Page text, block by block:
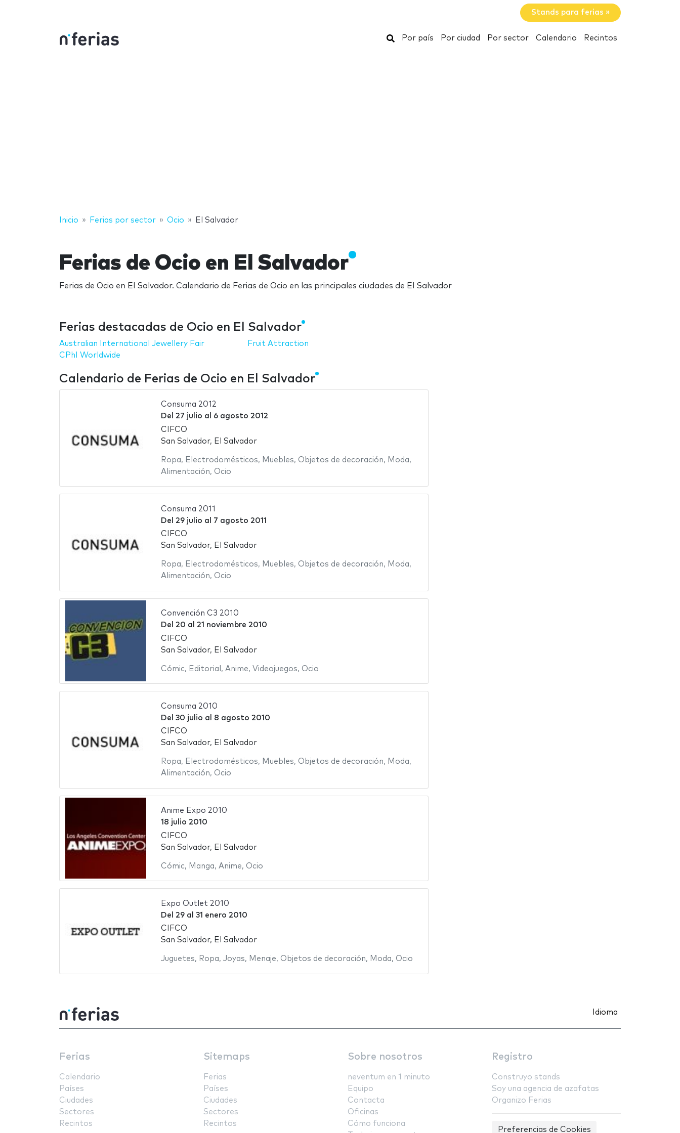
Stands para ferias »
Buscar
Por país Por ciudad Por sector Calendario Recintos
Inicio Ferias por sector Ocio El Salvador
Ferias de Ocio en El Salvador
Ferias de Ocio en El Salvador. Calendario de Ferias de Ocio en las principales ciudades de El Salvador
Ferias destacadas de Ocio en El Salvador
Australian International Jewellery Fair
CPhI Worldwide
Fruit Attraction
Calendario de Ferias de Ocio en El Salvador
Consuma 2012
Del 27 julio al 6 agosto 2012
CIFCO
San Salvador, El Salvador
Ropa, Electrodomésticos, Muebles, Objetos de decoración, Moda,
Alimentación, Ocio
Consuma 2011
Del 29 julio al 7 agosto 2011
CIFCO
San Salvador, El Salvador
Ropa, Electrodomésticos, Muebles, Objetos de decoración, Moda,
Alimentación, Ocio
Convención C3 2010
Del 20 al 21 noviembre 2010
CIFCO
San Salvador, El Salvador
Cómic, Editorial , Anime, Videojuegos, Ocio
Consuma 2010
Del 30 julio al 8 agosto 2010
CIFCO
San Salvador, El Salvador
Ropa, Electrodomésticos, Muebles, Objetos de decoración, Moda,
Alimentación, Ocio
Anime Expo 2010
18 julio 2010
CIFCO
San Salvador, El Salvador
Cómic, Manga, Anime, Ocio
Expo Outlet 2010
Del 29al 31 enero 2010
CIFCO
San Salvador, El Salvador
Juguetes, Ropa, Joyas, Menaje, Objetos de decoración, Moda, Ocio
Idioma
Ferias
Calendario
Países
Ciudades
Sectores
Recintos
Sitemaps
Ferias
Países
Ciudades
Sectores
Recintos
Sobre nosotros
neventum en 1 minuto
Equipo
Contacta
Oficinas
Cómo funciona
Registro
Construyo stands
Soy una agencia de azafatas
Organizo Ferias
Preferencias de Cookies